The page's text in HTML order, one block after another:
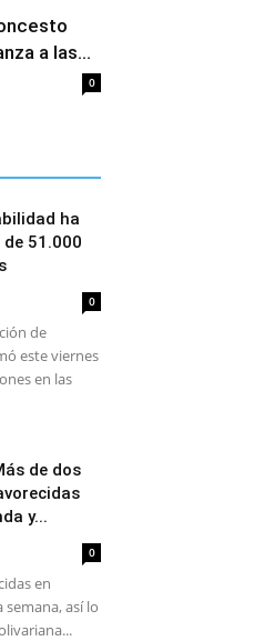
a las...
0
ha
51.000
0
de
este viernes
en las
de dos
y...
0
en
así lo